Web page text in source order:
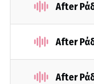
After
After
After